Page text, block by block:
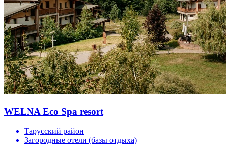
WELNA Eco Spa resort
Тарусский район
Загородные отели (базы отдыха)